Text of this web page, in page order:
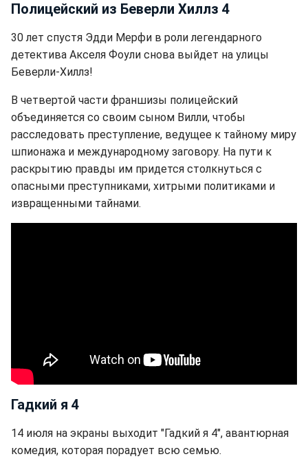
Полицейский из Беверли Хиллз 4
30 лет спустя Эдди Мерфи в роли легендарного
детектива Акселя Фоули снова выйдет на улицы
Беверли-Хиллз!
В четвертой части франшизы полицейский
объединяется со своим сыном Вилли, чтобы
расследовать преступление, ведущее к тайному миру
шпионажа и международному заговору. На пути к
раскрытию правды им придется столкнуться с
опасными преступниками, хитрыми политиками и
извращенными тайнами.
Гадкий я 4
14 июля на экраны выходит "Гадкий я 4", авантюрная
комедия, которая порадует всю семью.